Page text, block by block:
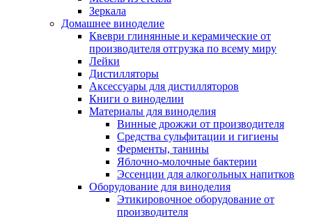
Зеркала
Домашнее виноделие
Квеври глинянные и керамические от
производителя отгрузка по всему миру
Лейки
Дистилляторы
Аксессуары для дистилляторов
Книги о виноделии
Материалы для виноделия
Винные дрожжи от производителя
Средства сульфитации и гигиены
Ферменты, танины
Яблочно-молочные бактерии
Эссенции для алкогольных напитков
Оборудование для виноделия
Этикировочное оборудование от
производителя